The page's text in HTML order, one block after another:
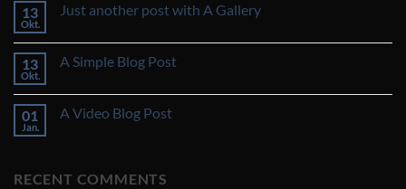
Welcome
13
Okt.
Just another post with A Gallery
Kommentare
Just
with
A
Gallery
13
Okt.
A Simple Blog Post
Kommentare
A
01
Jan.
A Video Blog Post
Video
RECENT COMMENTS